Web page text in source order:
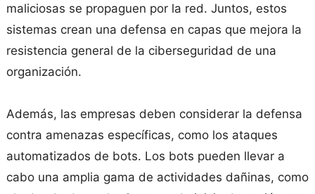
maliciosas se propaguen por la red. Juntos, estos
sistemas crean una defensa en capas que mejora la
resistencia general de la ciberseguridad de una
organización.
Además, las empresas deben considerar la defensa
contra amenazas específicas, como los ataques
automatizados de bots. Los bots pueden llevar a
cabo una amplia gama de actividades dañinas, como